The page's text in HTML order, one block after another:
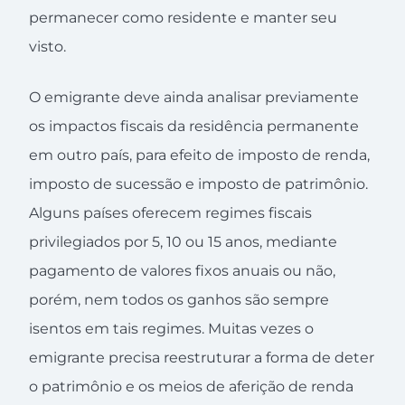
permanecer como residente e manter seu
visto.
O emigrante deve ainda analisar previamente
os impactos fiscais da residência permanente
em outro país, para efeito de imposto de renda,
imposto de sucessão e imposto de patrimônio.
Alguns países oferecem regimes fiscais
privilegiados por 5, 10 ou 15 anos, mediante
pagamento de valores fixos anuais ou não,
porém, nem todos os ganhos são sempre
isentos em tais regimes. Muitas vezes o
emigrante precisa reestruturar a forma de deter
o patrimônio e os meios de aferição de renda